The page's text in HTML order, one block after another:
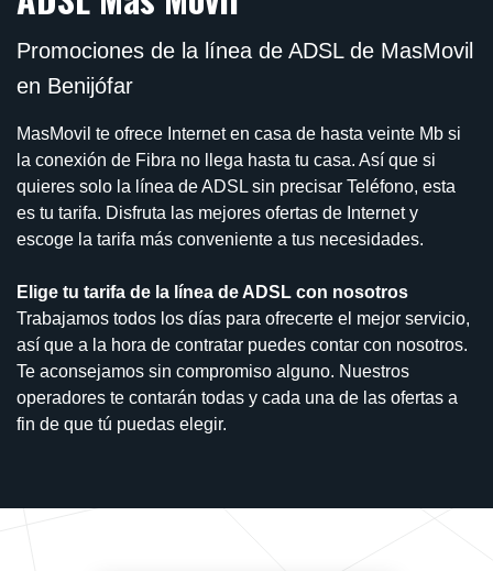
Promociones de la línea de ADSL de MasMovil
en Benijófar
MasMovil te ofrece Internet en casa de hasta veinte Mb si
la conexión de Fibra no llega hasta tu casa. Así que si
quieres solo la línea de ADSL sin precisar Teléfono, esta
es tu tarifa. Disfruta las mejores ofertas de Internet y
escoge la tarifa más conveniente a tus necesidades.
Elige tu tarifa de la línea de ADSL con nosotros
Trabajamos todos los días para ofrecerte el mejor servicio,
así que a la hora de contratar puedes contar con nosotros.
Te aconsejamos sin compromiso alguno. Nuestros
operadores te contarán todas y cada una de las ofertas a
fin de que tú puedas elegir.